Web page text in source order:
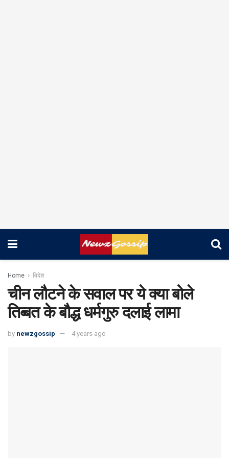
Home विदेश
चीन लौटने के सवाल पर ये क्या बोले
तिब्बत के बौद्ध धर्मगुरु दलाई लामा
by newzgossip 4 years ago